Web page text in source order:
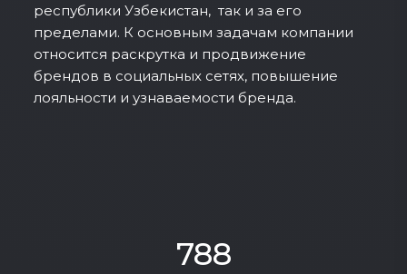
республики Узбекистан, так и за его
пределами. К основным задачам компании
относится раскрутка и продвижение
брендов в социальных сетях, повышение
лояльности и узнаваемости бренда.
788